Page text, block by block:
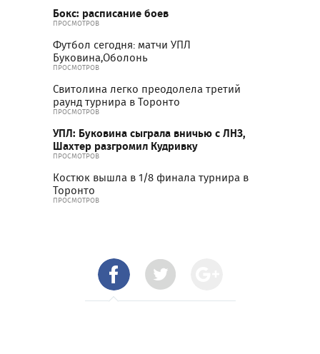
Бокс: расписание боев
ПРОСМОТРОВ
Футбол сегодня: матчи УПЛ
Буковина,Оболонь
ПРОСМОТРОВ
Свитолина легко преодолела третий
раунд турнира в Торонто
ПРОСМОТРОВ
УПЛ: Буковина сыграла вничью с ЛНЗ,
Шахтер разгромил Кудривку
ПРОСМОТРОВ
Костюк вышла в 1/8 финала турнира в
Торонто
ПРОСМОТРОВ